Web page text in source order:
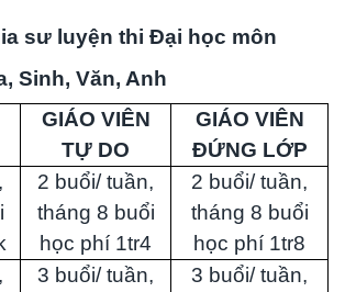
sư luyện thi Đại học môn
Sinh, Văn, Anh
GIÁO VIÊN
TỰ DO
GIÁO VIÊN
ĐỨNG LỚP
2 buổi/ tuần,
tháng 8 buổi
học phí 1tr4
2 buổi/ tuần,
tháng 8 buổi
học phí 1tr8
3 buổi/ tuần,
3 buổi/ tuần,